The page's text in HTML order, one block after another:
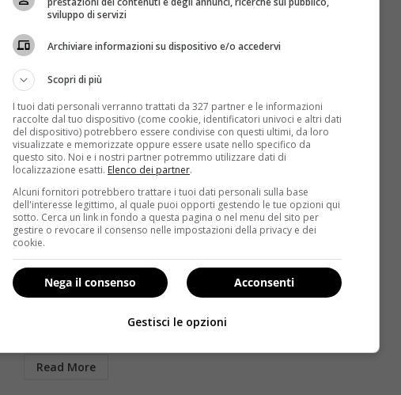
Salute
Scuola: approvati i vaccini obbligatori. Quali gratuiti
per ogni età?
Raffaella Mazzei 27 Gennaio 2017
Stato e Regioni hanno raggiunto un accordo per
rendere obbligatori alcuni vaccini per asili nido e
Read More
sviluppo di servizi
Archiviare informazioni su dispositivo e/o accedervi
Scopri di più
I tuoi dati personali verranno trattati da 327 partner e le informazioni
raccolte dal tuo dispositivo (come cookie, identificatori univoci e altri dati
del dispositivo) potrebbero essere condivise con questi ultimi, da loro
visualizzate e memorizzate oppure essere usate nello specifico da
questo sito. Noi e i nostri partner potremmo utilizzare dati di
localizzazione esatti. Elenco dei partner.
Alcuni fornitori potrebbero trattare i tuoi dati personali sulla base
dell'interesse legittimo, al quale puoi opporti gestendo le tue opzioni qui
sotto. Cerca un link in fondo a questa pagina o nel menu del sito per
gestire o revocare il consenso nelle impostazioni della privacy e dei
cookie.
Acconsenti
Nega il consenso
Gestisci le opzioni